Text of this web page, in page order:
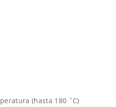
(hasta 180 ˚C)